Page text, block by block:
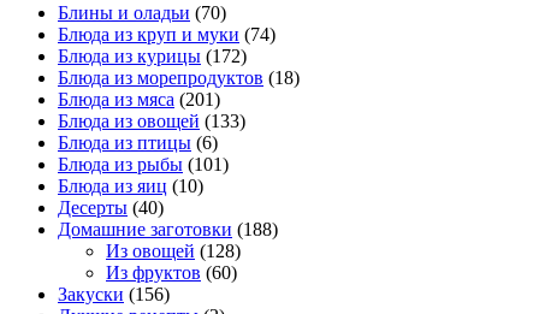
Блины и оладьи (70)
Блюда из круп и муки (74)
Блюда из курицы (172)
Блюда из морепродуктов (18)
Блюда из мяса (201)
Блюда из овощей (133)
Блюда из птицы (6)
Блюда из рыбы (101)
Блюда из яиц (10)
Десерты (40)
Домашние заготовки (188)
Из овощей (128)
Из фруктов (60)
Закуски (156)